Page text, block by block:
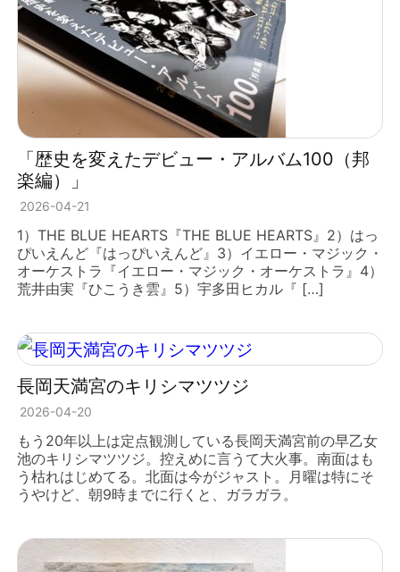
「歴史を変えたデビュー・アルバム100（邦
楽編）」
2026-04-21
1）THE BLUE HEARTS『THE BLUE HEARTS』2）はっ
ぴいえんど『はっぴいえんど』3）イエロー・マジック・
オーケストラ『イエロー・マジック・オーケストラ』4）
荒井由実『ひこうき雲』5）宇多田ヒカル『 […]
長岡天満宮のキリシマツツジ
2026-04-20
もう20年以上は定点観測している長岡天満宮前の早乙女
池のキリシマツツジ。控えめに言うて大火事。南面はも
う枯れはじめてる。北面は今がジャスト。月曜は特にそ
うやけど、朝9時までに行くと、ガラガラ。